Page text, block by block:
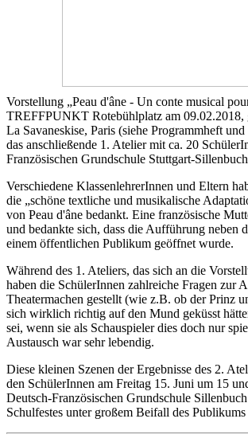
Vorstellung „Peau d'âne - Un conte musical
TREFFPUNKT Rotebühlplatz am 09.02.2018,
La Savaneskise, Paris (siehe Programmheft
das anschließende 1. Atelier mit ca. 20
Französischen Grundschule Stuttgart-
Verschiedene KlassenlehrerInnen und Eltern
die „schöne textliche und musikalische
von Peau d'âne bedankt. Eine französische
und bedankte sich, dass die Aufführung neben
einem öffentlichen Publikum geöffnet wurde.
Während des 1. Ateliers, das sich an die
haben die SchülerInnen zahlreiche Fragen zur
Theatermachen gestellt (wie z.B. ob der Prinz
sich wirklich richtig auf den Mund geküsst
sei, wenn sie als Schauspieler dies doch nur
Austausch war sehr lebendig.
Diese kleinen Szenen der Ergebnisse des 2.
den SchülerInnen am Freitag 15. Juni um 15
Deutsch-Französischen Grundschule
Schulfestes unter großem Beifall des